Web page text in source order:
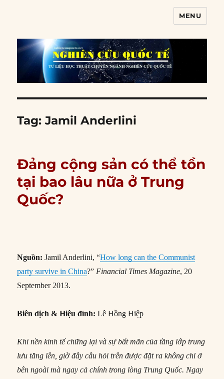
MENU
Tag:Jamil Anderlini
Đảng cộng sản có thể tồn
tại bao lâu nữa ở Trung
Quốc?
Nguồn: Jamil Anderlini, “How long can the Communist
party survive in China?”Financial Times Magazine, 20
September 2013.
Biên dịch & Hiệu đính: Lê Hồng Hiệp
Khi nền kinh tế chững lại và sự bất mãn của tầng lớp trung
lưu tăng lên, giờ đây câu hỏi trên được đặt ra không chỉ ở
bên ngoài mà ngay cả chính trong lòng Trung Quốc. Ngay